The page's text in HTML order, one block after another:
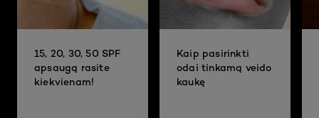
15, 20, 30, 50 SPF
apsaugą rasite
kiekvienam!
Kaip pasirinkti
odai tinkamą veido
kaukę